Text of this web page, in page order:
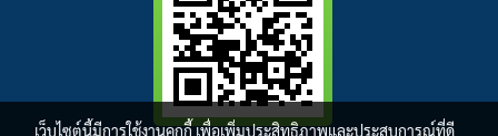
เว็บไซต์นี้มีการใช้งานคุกกี้ เพื่อเพิ่มประสิทธิภาพและประสบการณ์ที่ดี